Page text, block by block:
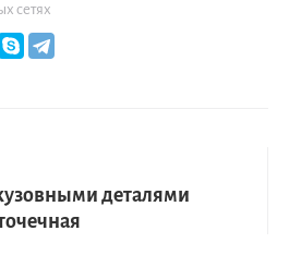
сетях
деталями